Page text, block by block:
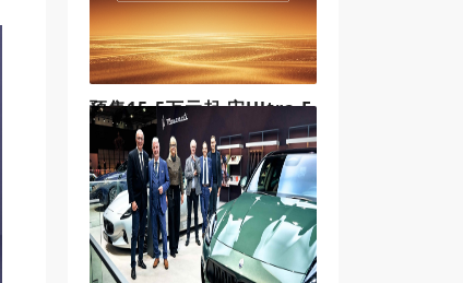
预售15.5万元起 宋Ultra E
V引领B级SUV进入闪充时
代
2026年3月5日，比亚迪王朝B级闪充
SUV 宋Ultra EV正式开启预售，全系
搭载比亚迪第二代刀片电池及闪充
技术，同时配备多项奢适配置。新
车预售价15.5-18.5万元。同时，预
订用户还将享受整整